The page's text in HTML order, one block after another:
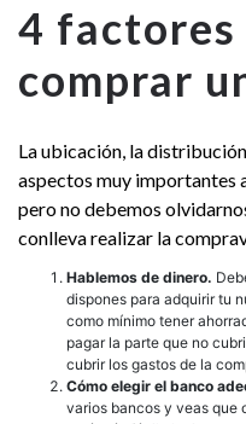
4 factores
comprar
La ubicación, la
aspectos muy importantes
pero no debemos
conlleva realizar la
Hablemos de dinero.
dispones para adquirir tu
como mínimo tener
pagar la parte que no
cubrir los gastos de la
Cómo elegir el banco
varios bancos y veas que